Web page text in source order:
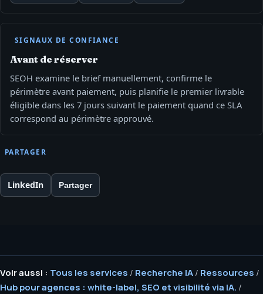
SIGNAUX DE CONFIANCE
Avant de réserver
SEOH examine le brief manuellement, confirme le
périmètre avant paiement, puis planifie le premier livrable
éligible dans les 7 jours suivant le paiement quand ce SLA
correspond au périmètre approuvé.
PARTAGER
LinkedIn Partager
Voir aussi : Tous les services / Recherche IA / Ressources /
Hub pour agences : white-label, SEO et visibilité via IA. /